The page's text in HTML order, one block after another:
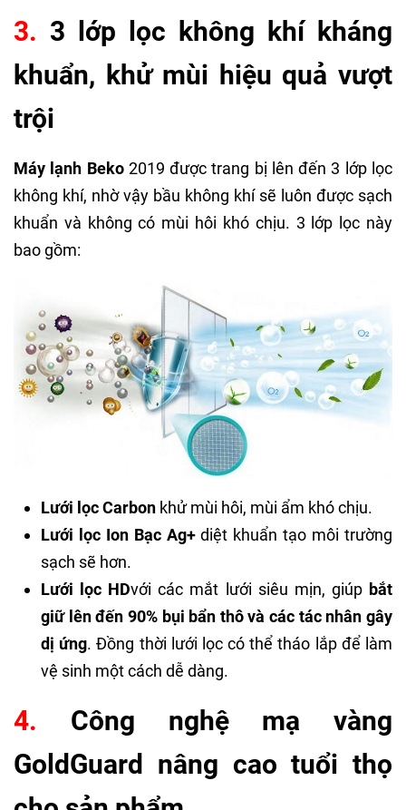
3. 3 lớp lọc không khí kháng
khuẩn, khử mùi hiệu quả vượt
trội
Máy lạnh Beko2019 được trang bị lên đến 3 lớp lọc
không khí, nhờ vậy bầu không khí sẽ luôn được sạch
khuẩn và không có mùi hôi khó chịu. 3 lớp lọc này
bao gồm:
Lưới lọc Carbon khử mùi hôi, mùi ẩm khó chịu.
Lưới lọc Ion Bạc Ag+diệt khuẩn tạo môi trường
sạch sẽ hơn.
Lưới lọc HDvới các mắt lưới siêu mịn, giúp bắt
giữ lên đến 90% bụi bẩn thô và các tác nhân gây
dị ứng. Đồng thời lưới lọc có thể tháo lắp để làm
vệ sinh một cách dễ dàng.
4. Công nghệ mạ vàng
GoldGuard nâng cao tuổi thọ